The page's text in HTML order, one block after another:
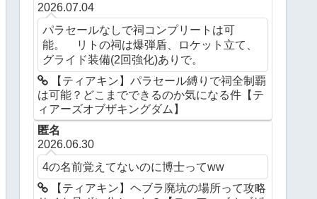
2026.07.04
パラセールなしで祠コンプリートは可
能。 リトの祠は爆弾盾、ロケット立て、
グライド装備(2回強化)ありで。
【ティアキン】パラセール縛りで祠全制覇
は可能？どこまでできるのか気になる件【テ
ィアーズオブザキングダム】
匿名
2026.06.30
4の名前覚えてないのに博士ってww
【ティアキン】ヘブラ廃坑の場所って攻略